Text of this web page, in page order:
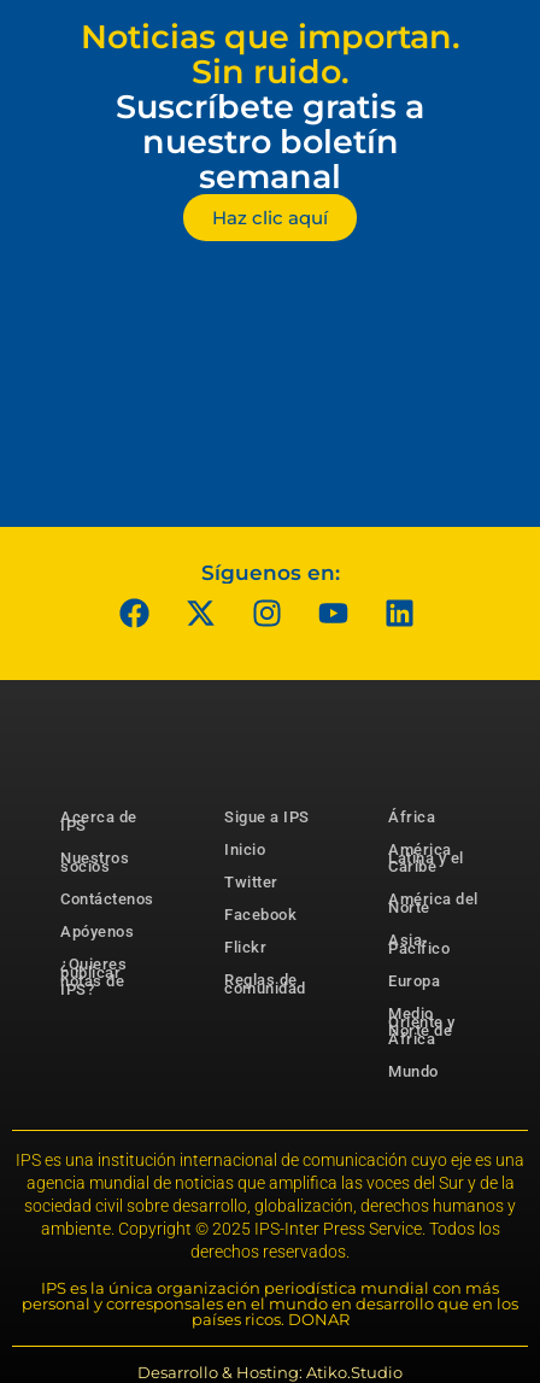
Noticias que importan.
Sin ruido.
Suscríbete gratis a
nuestro boletín
semanal
Haz clic aquí
Síguenos en:
Acerca de
IPS
Nuestros
socios
Contáctenos
Apóyenos
¿Quieres
publicar
notas de
IPS?
Sigue a IPS
Inicio
Twitter
Facebook
Flickr
Reglas de
comunidad
África
América
Latina y el
Caribe
América del
Norte
Asia-
Pacífico
Europa
Medio
Oriente y
Norte de
África
Mundo
IPS es una institución internacional de comunicación cuyo eje es una
agencia mundial de noticias que amplifica las voces del Sur y de la
sociedad civil sobre desarrollo, globalización, derechos humanos y
ambiente. Copyright © 2025 IPS-Inter Press Service. Todos los
derechos reservados.
IPS es la única organización periodística mundial con más
personal y corresponsales en el mundo en desarrollo que en los
países ricos. DONAR
Desarrollo & Hosting: Atiko.Studio